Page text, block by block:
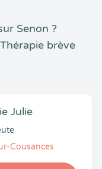
Senon ?
brève
Julie
Cousances